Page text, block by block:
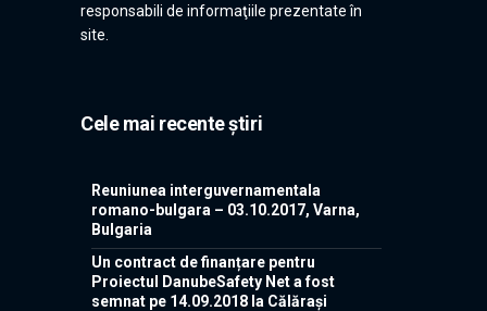
responsabili de informaţiile prezentate în
site.
Cele mai recente știri
Reuniunea interguvernamentala
romano-bulgara – 03.10.2017, Varna,
Bulgaria
Un contract de finanțare pentru
Proiectul DanubeSafety Net a fost
semnat pe 14.09.2018 la Călărași